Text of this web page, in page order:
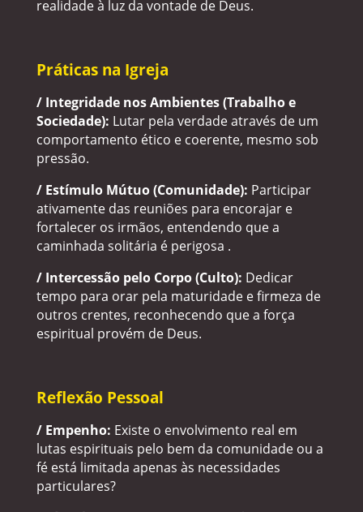
realidade à luz da vontade de Deus.
Práticas na Igreja
/ Integridade nos Ambientes (Trabalho e
Sociedade): Lutar pela verdade através de um
comportamento ético e coerente, mesmo sob
pressão.
/ Estímulo Mútuo (Comunidade): Participar
ativamente das reuniões para encorajar e
fortalecer os irmãos, entendendo que a
caminhada solitária é perigosa .
/ Intercessão pelo Corpo (Culto): Dedicar
tempo para orar pela maturidade e firmeza de
outros crentes, reconhecendo que a força
espiritual provém de Deus.
Reflexão Pessoal
/ Empenho: Existe o envolvimento real em
lutas espirituais pelo bem da comunidade ou a
fé está limitada apenas às necessidades
particulares?